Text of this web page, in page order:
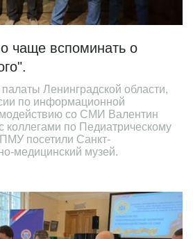
чаще вспоминать о
Ленинградской области,
по информационной
со СМИ Валентин
коллегами по Педиатрическому
посетили Санкт-
медицинский музей.